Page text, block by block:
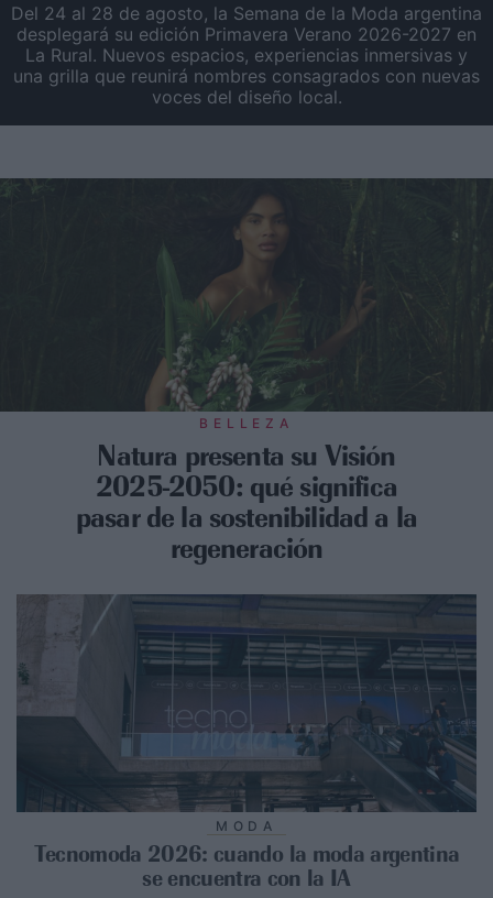
Del 24 al 28 de agosto, la Semana de la Moda argentina
desplegará su edición Primavera Verano 2026-2027 en
La Rural. Nuevos espacios, experiencias inmersivas y
una grilla que reunirá nombres consagrados con nuevas
voces del diseño local.
BELLEZA
Natura presenta su Visión
2025-2050: qué significa
pasar de la sostenibilidad a la
regeneración
MODA
Tecnomoda 2026: cuando la moda argentina
se encuentra con la IA